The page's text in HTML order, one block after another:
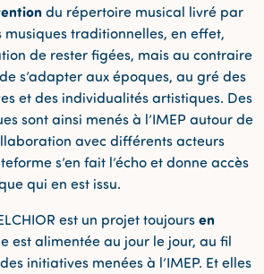
du répertoire musical livré par
musiques traditionnelles, en effet,
de rester figées, mais au contraire
s’adapter aux époques, au gré des
et des individualités artistiques. Des
sont ainsi menés à l’IMEP autour de
avec différents acteurs
s’en fait l’écho et donne accès
qui en est issu.
est un projet toujours en
est alimentée au jour le jour, au fil
initiatives menées à l’IMEP. Et elles